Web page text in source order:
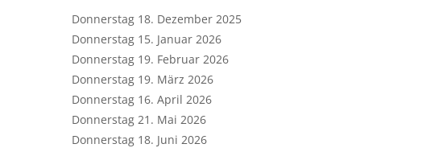
Donnerstag 18. Dezember 2025
Donnerstag 15. Januar 2026
Donnerstag 19. Februar 2026
Donnerstag 19. März 2026
Donnerstag 16. April 2026
Donnerstag 21. Mai 2026
Donnerstag 18. Juni 2026